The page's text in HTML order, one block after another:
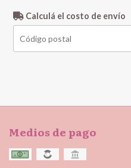
Calculá el costo de envío
Medios de pago